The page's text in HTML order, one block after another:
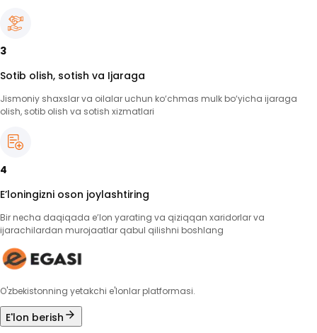
3
Sotib olish, sotish va Ijaraga
Jismoniy shaxslar va oilalar uchun ko‘chmas mulk bo‘yicha ijaraga
olish, sotib olish va sotish xizmatlari
4
E’loningizni oson joylashtiring
Bir necha daqiqada e’lon yarating va qiziqqan xaridorlar va
ijarachilardan murojaatlar qabul qilishni boshlang
O'zbekistonning yetakchi e'lonlar platformasi.
E'lon berish